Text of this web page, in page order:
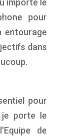
importe le
pour
entourage
dans
pour
je porte le
de